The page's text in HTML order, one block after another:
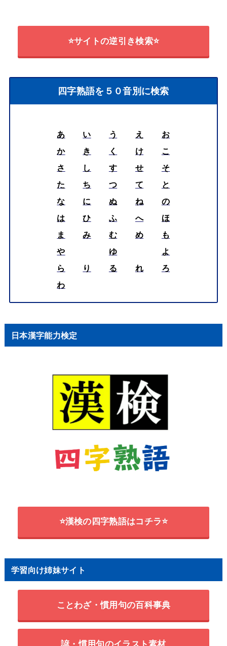
⭐サイトの逆引き検索⭐
四字熟語を５０音別に検索
あ い う え
お
か
き く け
こ
さ
し す せ
そ
た
ち つ て
と
な
に ぬ ね
の
は
ひ ふ へ
ほ
ま
み む め
も
や
ゆ
よ
ら
り る れ
ろ
わ
日本漢字能力検定
⭐漢検の四字熟語はコチラ⭐
学習向け姉妹サイト
ことわざ・慣用句の百科事典
諺・慣用句のイラスト素材